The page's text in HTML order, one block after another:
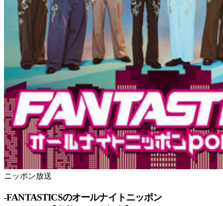
ニッポン放送
-FANTASTICSのオールナイトニッポン